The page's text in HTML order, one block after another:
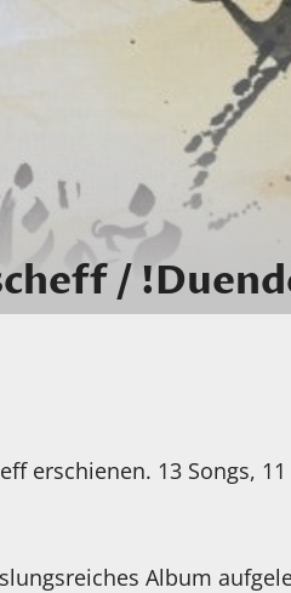
/
erschienen. 13 Songs,
Album